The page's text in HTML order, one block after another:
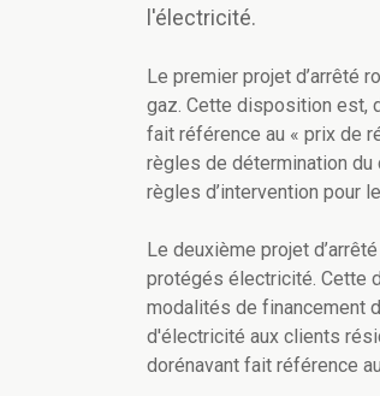
l'électricité.
Le premier projet d’arrêté
gaz. Cette disposition est,
fait référence au « prix de
règles de détermination
règles d’intervention pour
Le deuxième projet
protégés électricité. Cette
modalités de financement
d'électricité aux clients
dorénavant fait référence